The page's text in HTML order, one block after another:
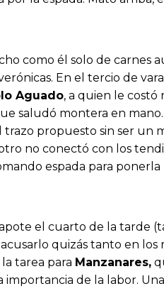
como él solo de carnes
En el tercio de
Aguado, a quien le
saludó montera en
propuesto sin ser un
no conectó con los
espada para
el cuarto de la tarde
acusarlo quizás tanto en
tarea para Manzanares,
de la labor.